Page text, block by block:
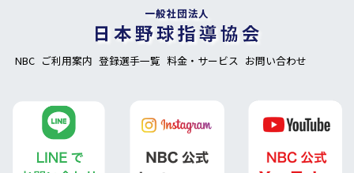
NBC ご利用案内 登録選手一覧 料金・サービス お問い合わせ